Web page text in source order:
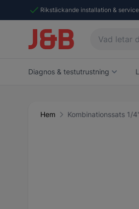
Rikstäckande installation & service
Diagnos & testutrustning
Hem Kombinationssats 1/